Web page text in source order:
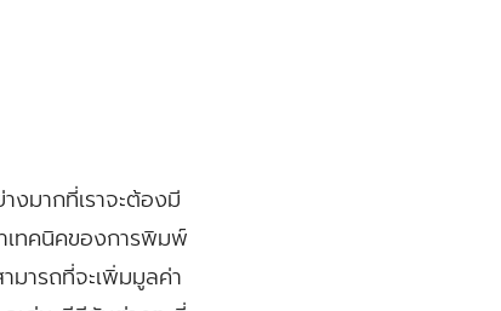
มากที่เราจะต้องมี
เทคนิคของการพิมพ์
มารถที่จะเพิ่มมูลค่า